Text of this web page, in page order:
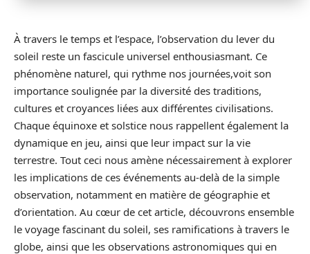
À travers le temps et l’espace, l’observation du lever du
soleil reste un fascicule universel enthousiasmant. Ce
phénomène naturel, qui rythme nos journées,voit son
importance soulignée par la diversité des traditions,
cultures et croyances liées aux différentes civilisations.
Chaque équinoxe et solstice nous rappellent également la
dynamique en jeu, ainsi que leur impact sur la vie
terrestre. Tout ceci nous amène nécessairement à explorer
les implications de ces événements au-delà de la simple
observation, notamment en matière de géographie et
d’orientation. Au cœur de cet article, découvrons ensemble
le voyage fascinant du soleil, ses ramifications à travers le
globe, ainsi que les observations astronomiques qui en